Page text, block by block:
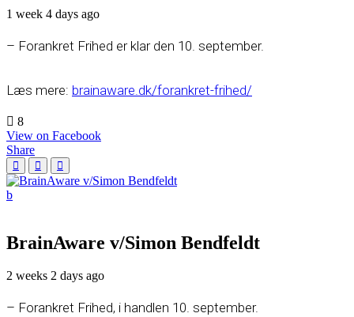
1 week 4 days ago
– Forankret Frihed er klar den 10. september.
Læs mere: brainaware.dk/forankret-frihed/
8
View on Facebook
Share
BrainAware v/Simon Bendfeldt
2 weeks 2 days ago
– Forankret Frihed, i handlen 10. september.